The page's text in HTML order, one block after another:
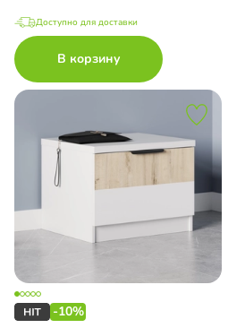
Доступно для доставки
В корзину
-10%